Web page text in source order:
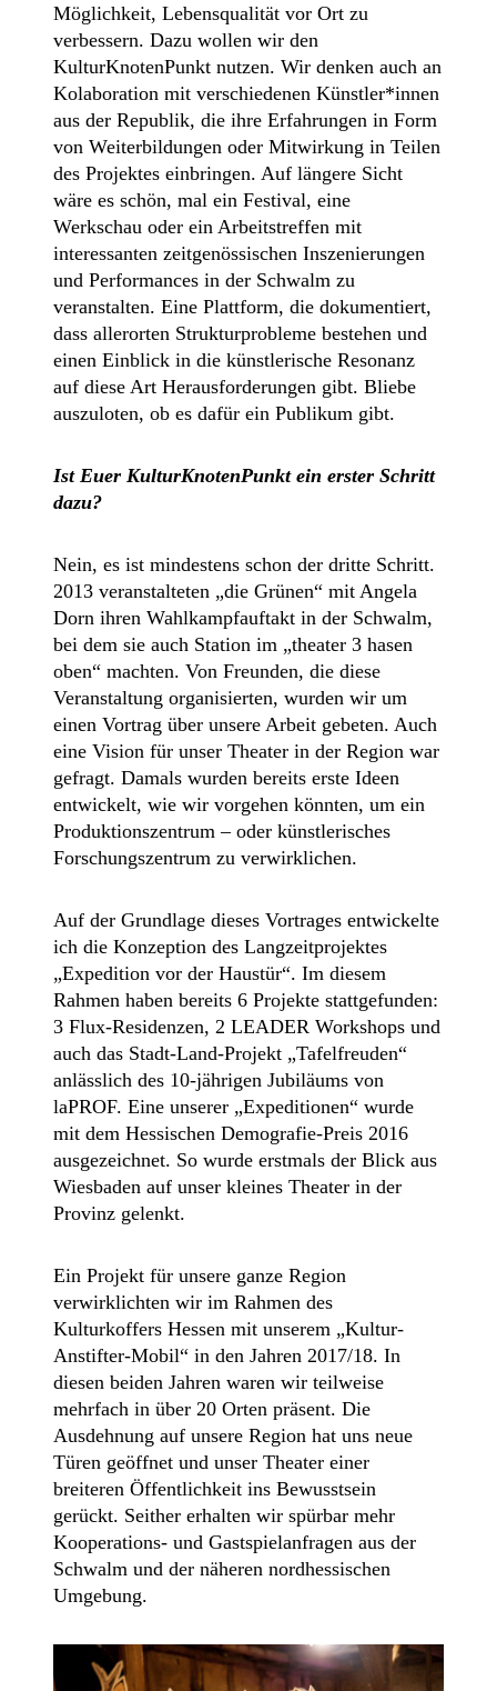
Möglichkeit, Lebensqualität vor Ort zu
verbessern. Dazu wollen wir den
KulturKnotenPunkt nutzen. Wir denken auch an
Kolaboration mit verschiedenen Künstler*innen
aus der Republik, die ihre Erfahrungen in Form
von Weiterbildungen oder Mitwirkung in Teilen
des Projektes einbringen. Auf längere Sicht
wäre es schön, mal ein Festival, eine
Werkschau oder ein Arbeitstreffen mit
interessanten zeitgenössischen Inszenierungen
und Performances in der Schwalm zu
veranstalten. Eine Plattform, die dokumentiert,
dass allerorten Strukturprobleme bestehen und
einen Einblick in die künstlerische Resonanz
auf diese Art Herausforderungen gibt. Bliebe
auszuloten, ob es dafür ein Publikum gibt.
Ist Euer KulturKnotenPunkt ein erster Schritt
dazu?
Nein, es ist mindestens schon der dritte Schritt.
2013 veranstalteten „die Grünen“ mit Angela
Dorn ihren Wahlkampfauftakt in der Schwalm,
bei dem sie auch Station im „theater 3 hasen
oben“ machten. Von Freunden, die diese
Veranstaltung organisierten, wurden wir um
einen Vortrag über unsere Arbeit gebeten. Auch
eine Vision für unser Theater in der Region war
gefragt. Damals wurden bereits erste Ideen
entwickelt, wie wir vorgehen könnten, um ein
Produktionszentrum – oder künstlerisches
Forschungszentrum zu verwirklichen.
Auf der Grundlage dieses Vortrages entwickelte
ich die Konzeption des Langzeitprojektes
„Expedition vor der Haustür“. Im diesem
Rahmen haben bereits 6 Projekte stattgefunden:
3 Flux-Residenzen, 2 LEADER Workshops und
auch das Stadt-Land-Projekt „Tafelfreuden“
anlässlich des 10-jährigen Jubiläums von
laPROF. Eine unserer „Expeditionen“ wurde
mit dem Hessischen Demografie-Preis 2016
ausgezeichnet. So wurde erstmals der Blick aus
Wiesbaden auf unser kleines Theater in der
Provinz gelenkt.
Ein Projekt für unsere ganze Region
verwirklichten wir im Rahmen des
Kulturkoffers Hessen mit unserem „Kultur-
Anstifter-Mobil“ in den Jahren 2017/18. In
diesen beiden Jahren waren wir teilweise
mehrfach in über 20 Orten präsent. Die
Ausdehnung auf unsere Region hat uns neue
Türen geöffnet und unser Theater einer
breiteren Öffentlichkeit ins Bewusstsein
gerückt. Seither erhalten wir spürbar mehr
Kooperations- und Gastspielanfragen aus der
Schwalm und der näheren nordhessischen
Umgebung.